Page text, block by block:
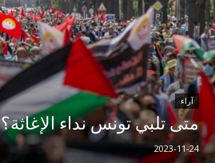
آراء
متى تلبي تونس نداء الإغاثة؟
2023-11-24